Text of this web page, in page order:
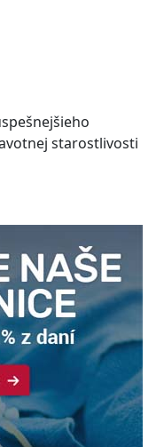
starostlivosti